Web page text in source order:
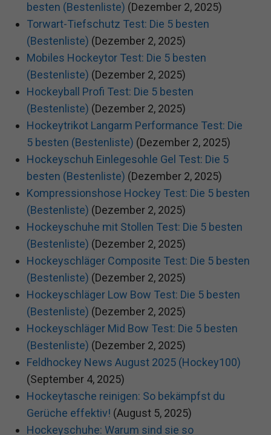
besten (Bestenliste) (Dezember 2, 2025)
Torwart-Tiefschutz Test: Die 5 besten
(Bestenliste) (Dezember 2, 2025)
Mobiles Hockeytor Test: Die 5 besten
(Bestenliste) (Dezember 2, 2025)
Hockeyball Profi Test: Die 5 besten
(Bestenliste) (Dezember 2, 2025)
Hockeytrikot Langarm Performance Test: Die
5 besten (Bestenliste) (Dezember 2, 2025)
Hockeyschuh Einlegesohle Gel Test: Die 5
besten (Bestenliste) (Dezember 2, 2025)
Kompressionshose Hockey Test: Die 5 besten
(Bestenliste) (Dezember 2, 2025)
Hockeyschuhe mit Stollen Test: Die 5 besten
(Bestenliste) (Dezember 2, 2025)
Hockeyschläger Composite Test: Die 5 besten
(Bestenliste) (Dezember 2, 2025)
Hockeyschläger Low Bow Test: Die 5 besten
(Bestenliste) (Dezember 2, 2025)
Hockeyschläger Mid Bow Test: Die 5 besten
(Bestenliste) (Dezember 2, 2025)
Feldhockey News August 2025 (Hockey100)
(September 4, 2025)
Hockeytasche reinigen: So bekämpfst du
Gerüche effektiv! (August 5, 2025)
Hockeyschuhe: Warum sind sie so